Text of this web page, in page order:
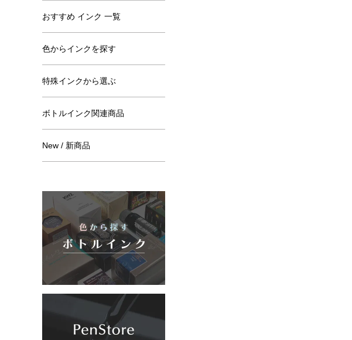
おすすめ インク 一覧
色からインクを探す
特殊インクから選ぶ
ボトルインク関連商品
New / 新商品